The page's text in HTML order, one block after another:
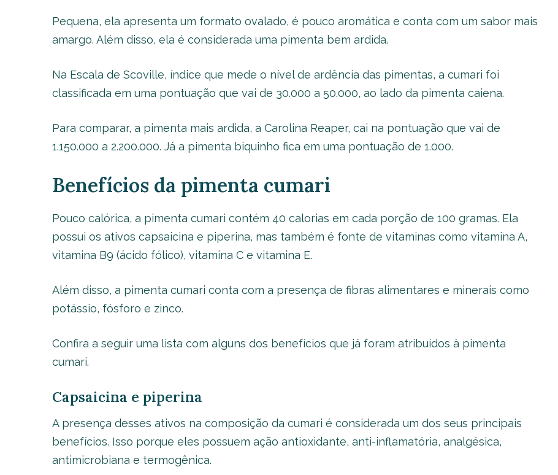
Pequena, ela apresenta um formato ovalado, é pouco aromática e conta com um sabor mais
amargo. Além disso, ela é considerada uma pimenta bem ardida.
Na Escala de Scoville, índice que mede o nível de ardência das pimentas, a cumari foi
classificada em uma pontuação que vai de 30.000 a 50.000, ao lado da pimenta caiena.
Para comparar, a pimenta mais ardida, a Carolina Reaper, cai na pontuação que vai de
1.150.000 a 2.200.000. Já a pimenta biquinho fica em uma pontuação de 1.000.
Benefícios da pimenta cumari
Pouco calórica, a pimenta cumari contém 40 calorias em cada porção de 100 gramas. Ela
possui os ativos capsaicina e piperina, mas também é fonte de vitaminas como vitamina A,
vitamina B9 (ácido fólico), vitamina C e vitamina E.
Além disso, a pimenta cumari conta com a presença de fibras alimentares e minerais como
potássio, fósforo e zinco.
Confira a seguir uma lista com alguns dos benefícios que já foram atribuídos à pimenta
cumari.
Capsaicina e piperina
A presença desses ativos na composição da cumari é considerada um dos seus principais
benefícios. Isso porque eles possuem ação antioxidante, anti-inflamatória, analgésica,
antimicrobiana e termogênica.